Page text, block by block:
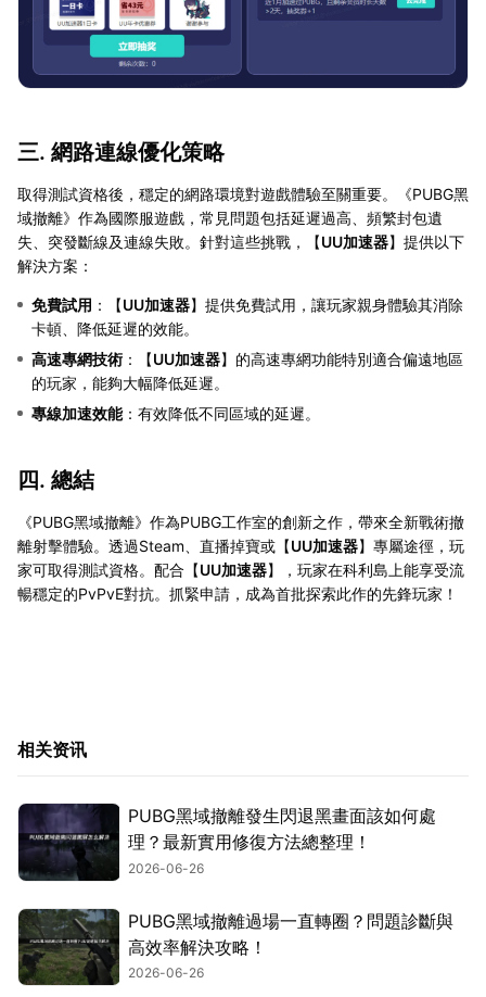
三. 網路連線優化策略
取得測試資格後，穩定的網路環境對遊戲體驗至關重要。《PUBG黑
域撤離》作為國際服遊戲，常見問題包括延遲過高、頻繁封包遺
失、突發斷線及連線失敗。針對這些挑戰，【UU加速器】提供以下
解決方案：
免費試用 ：【UU加速器】提供免費試用，讓玩家親身體驗其消除
卡頓、降低延遲的效能。
高速專網技術 ：【UU加速器】的高速專網功能特別適合偏遠地區
的玩家，能夠大幅降低延遲。
專線加速效能：有效降低不同區域的延遲。
四. 總結
《PUBG黑域撤離》作為PUBG工作室的創新之作，帶來全新戰術撤
離射擊體驗。透過Steam、直播掉寶或【UU加速器】專屬途徑，玩
家可取得測試資格。配合【UU加速器】，玩家在科利島上能享受流
暢穩定的PvPvE對抗。抓緊申請，成為首批探索此作的先鋒玩家！
相关资讯
PUBG黑域撤離發生閃退黑畫面該如何處
理？最新實用修復方法總整理！
2026-06-26
PUBG黑域撤離過場一直轉圈？問題診斷與
高效率解決攻略！
2026-06-26